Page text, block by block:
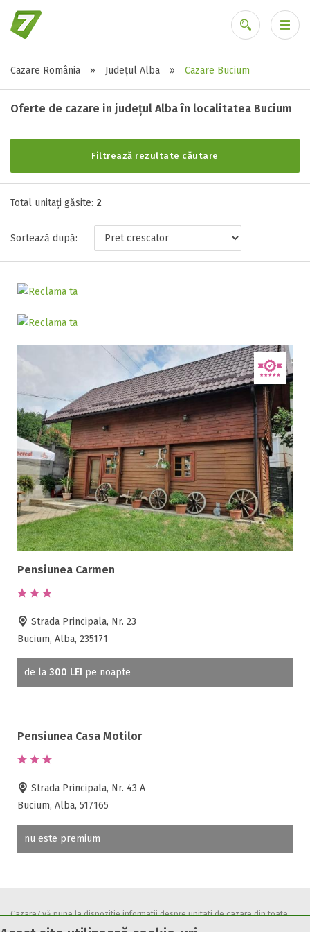
Cazare România » Județul Alba » Cazare Bucium
Oferte de cazare in județul Alba în localitatea Bucium
Filtrează rezultate căutare
Alte tipuri de unități
Toate tipurile de unitati de cazari
Stele / margarete
Neclasificat
2 stele / margarete
3 stele / margarete
5 stele / margarete
Selecteaza pretul
Facilități
Internet wireless
Parcare
Plata cu cardul
Restaurant
All inclusive
Pensiune completa
Demipensiune
Mic dejun
Accepta voucher vacanta
Acces bucatarie
Acces persoane cu dizabilități
Biliard
Cablu tv
Crama
Cutie de valori
Echitatie
Fax
Ferma proprie
Total unitați găsite: 2
Sortează după:
Pensiunea Carmen
Strada Principala, Nr. 23
Bucium, Alba, 235171
de la 300 LEI pe noapte
Pensiunea Casa Motilor
Strada Principala, Nr. 43 A
Bucium, Alba, 517165
nu este premium
Cazare7 vă pune la dispozitie informatii despre unitati de cazare din toate